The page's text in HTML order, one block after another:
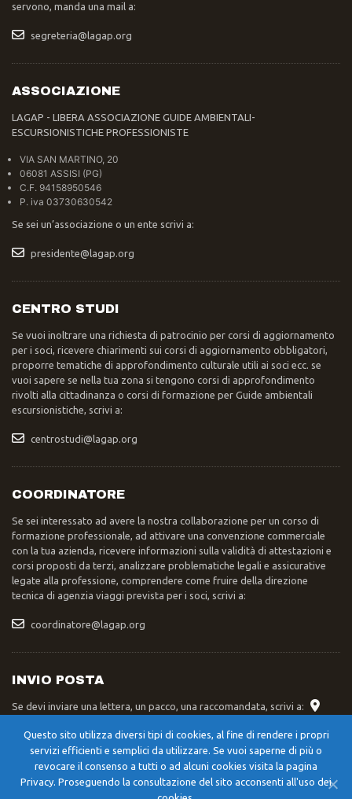
servono, manda una mail a:
segreteria@lagap.org
ASSOCIAZIONE
LAGAP - LIBERA ASSOCIAZIONE GUIDE AMBIENTALI-
ESCURSIONISTICHE PROFESSIONISTE
VIA SAN MARTINO, 20
06081 ASSISI (PG)
C.F. 94158950546
P. iva 03730630542
Se sei un’associazione o un ente scrivi a:
presidente@lagap.org
CENTRO STUDI
Se vuoi inoltrare una richiesta di patrocinio per corsi di aggiornamento
per i soci, ricevere chiarimenti sui corsi di aggiornamento obbligatori,
proporre tematiche di approfondimento culturale utili ai soci ecc. se
vuoi sapere se nella tua zona si tengono corsi di approfondimento
rivolti alla cittadinanza o corsi di formazione per Guide ambientali
escursionistiche, scrivi a:
centrostudi@lagap.org
COORDINATORE
Se sei interessato ad avere la nostra collaborazione per un corso di
formazione professionale, ad attivare una convenzione commerciale
con la tua azienda, ricevere informazioni sulla validità di attestazioni e
corsi proposti da terzi, analizzare problematiche legali e assicurative
legate alla professione, comprendere come fruire della direzione
tecnica di agenzia viaggi prevista per i soci, scrivi a:
coordinatore@lagap.org
INVIO POSTA
Se devi inviare una lettera, un pacco, una raccomandata, scrivi a:
Cerqueto di Marsciano (PG)
Questo sito utilizza diversi tipi di cookies, al fine di rendere i propri
servizi efficienti e semplici da utilizzare. Se vuoi saperne di più o
revocare il consenso a tutti o ad alcuni cookies visita la pagina
Privacy. Proseguendo la consultazione del sito acconsenti all'uso dei